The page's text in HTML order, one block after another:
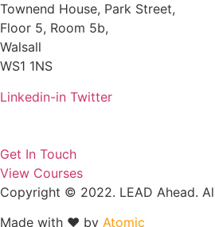
Townend House, Park Street,
Floor 5, Room 5b,
Walsall
WS1 1NS
Linkedin-in Twitter
Get In Touch
View Courses
Copyright © 2022. LEAD Ahead.
Made with ❤ by Atomic